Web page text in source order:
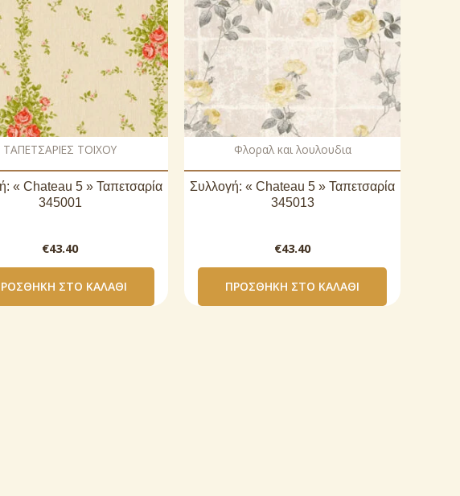
ΤΑΠΕΤΣΑΡΙΕΣ ΤΟΙΧΟΥ
« Chateau 5 » Ταπετσαρία
345001
€43.40
ΣΤΟ ΚΑΛΆΘΙ
Φλοραλ και λουλουδια
Συλλογή: « Chateau 5 » Ταπετσαρία
345013
€43.40
ΠΡΟΣΘΉΚΗ ΣΤΟ ΚΑΛΆΘΙ